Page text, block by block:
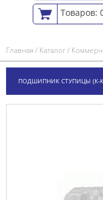
Товаров:
Главная/ Каталог/
ПОДШИПНИК СТУПИЦЫ (К-